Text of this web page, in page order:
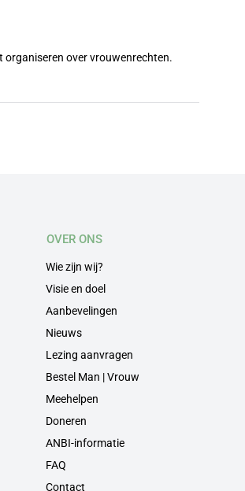
organiseren over vrouwenrechten.
OVER ONS
Wie zijn wij?
Visie en doel
Aanbevelingen
Nieuws
Lezing aanvragen
Bestel Man | Vrouw
Meehelpen
Doneren
ANBI-informatie
FAQ
Contact